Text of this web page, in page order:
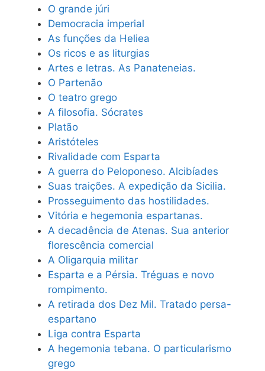
O grande júri
Democracia imperial
As funções da Heliea
Os ricos e as liturgias
Artes e letras. As Panateneias.
O Partenão
O teatro grego
A filosofia. Sócrates
Platão
Aristóteles
Rivalidade com Esparta
A guerra do Peloponeso. Alcibíades
Suas traições. A expedição da Sicilia.
Prosseguimento das hostilidades.
Vitória e hegemonia espartanas.
A decadência de Atenas. Sua anterior
florescência comercial
A Oligarquia militar
Esparta e a Pérsia. Tréguas e novo
rompimento.
A retirada dos Dez Mil. Tratado persa-
espartano
Liga contra Esparta
A hegemonia tebana. O particularismo
grego